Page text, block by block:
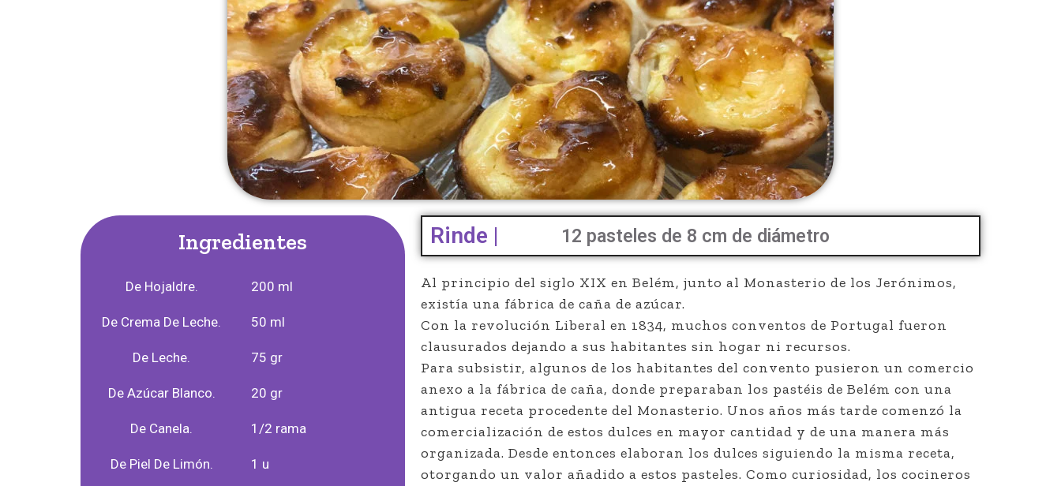
Ingredientes
De Hojaldre. 200 ml
De Crema De Leche. 50 ml
De Leche. 75 gr
De Azúcar Blanco. 20 gr
De Canela. 1/2 rama
De Piel De Limón. 1 u
Rinde | 12 pasteles de 8 cm de diámetro
Al principio del siglo XIX en Belém, junto al Monasterio de los Jerónimos,
existía una fábrica de caña de azúcar.
Con la revolución Liberal en 1834, muchos conventos de Portugal fueron
clausurados dejando a sus habitantes sin hogar ni recursos.
Para subsistir, algunos de los habitantes del convento pusieron un comercio
anexo a la fábrica de caña, donde preparaban los pastéis de Belém con una
antigua receta procedente del Monasterio. Unos años más tarde comenzó la
comercialización de estos dulces en mayor cantidad y de una manera más
organizada. Desde entonces elaboran los dulces siguiendo la misma receta,
otorgando un valor añadido a estos pasteles. Como curiosidad, los cocineros